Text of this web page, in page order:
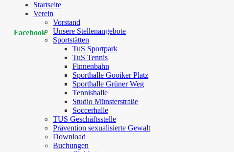
Startseite
Verein
Vorstand
Unsere Stellenangebote
Sportstätten
TuS Sportpark
TuS Tennis
Finnenbahn
Sporthalle Gooiker Platz
Sporthalle Grüner Weg
Tennishalle
Studio Münsterstraße
Soccerhalle
TUS Geschäftsstelle
Prävention sexualisierte Gewalt
Download
Buchungen
Facebook